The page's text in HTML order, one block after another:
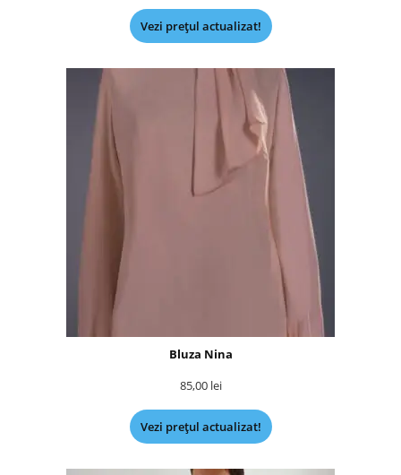
Vezi prețul actualizat!
Bluza Nina
85,00 lei
Vezi prețul actualizat!